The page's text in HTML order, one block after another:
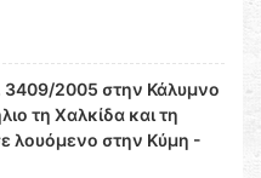
3409/2005 στην Κάλυμνο
τη Χαλκίδα και τη
λουόμενο στην Κύμη -